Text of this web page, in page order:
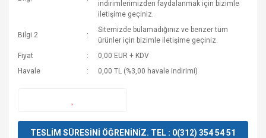
indirimlerimizden faydalanmak için bizimle
iletişime geçiniz.
Bilgi 2
Sitemizde bulamadığınız ve benzer tüm
ürünler için bizimle iletişime geçiniz.
Fiyat
0,00 EUR + KDV
Havale
0,00 TL (%3,00 havale indirimi)
TESLİM SÜRESİNİ ÖĞRENİNİZ. TEL : 0(312) 354 54 51